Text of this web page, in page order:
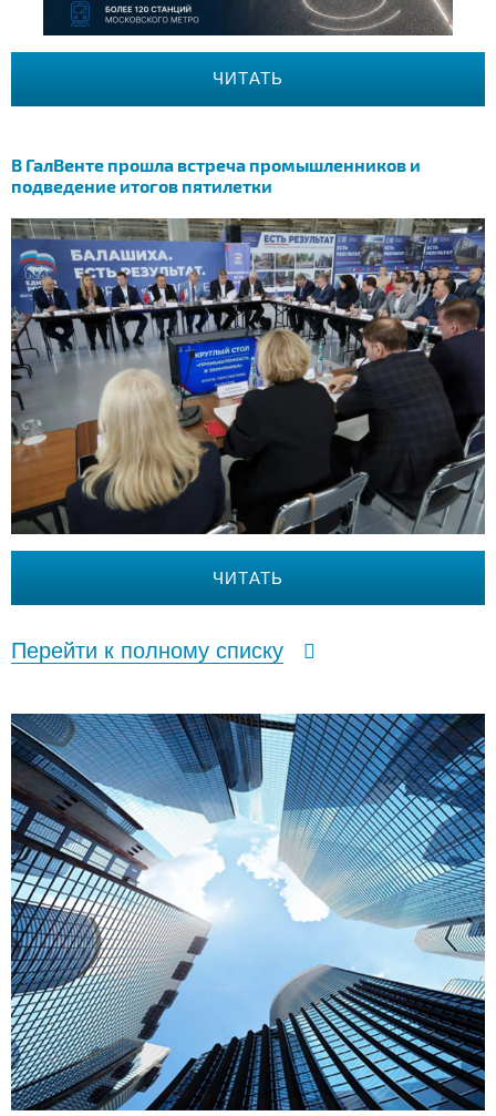
ЧИТАТЬ
В ГалВенте прошла встреча промышленников и
подведение итогов пятилетки
ЧИТАТЬ
Перейти к полному списку